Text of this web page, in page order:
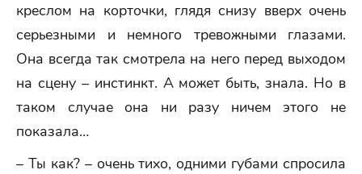
креслом на корточки, глядя снизу вверх очень
серьезными и немного тревожными глазами.
Она всегда так смотрела на него перед выходом
на сцену – инстинкт. А может быть, знала. Но в
таком случае она ни разу ничем этого не
показала…
– Ты как? – очень тихо, одними губами спросила